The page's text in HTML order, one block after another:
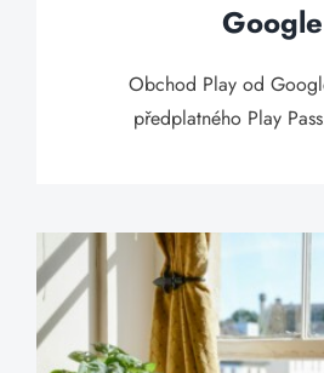
Google
Obchod Play od
předplatného Play